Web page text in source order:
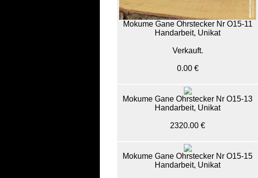
Mokume Gane Ohrstecker Nr O15-11
Handarbeit, Unikat
Verkauft.
0.00 €
Mokume Gane Ohrstecker Nr O15-13
Handarbeit, Unikat
2320.00 €
Mokume Gane Ohrstecker Nr O15-15
Handarbeit, Unikat